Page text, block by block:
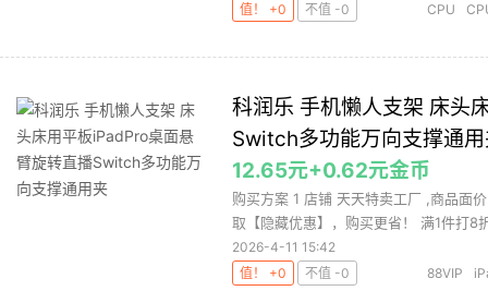
值！ +0
不值 -0 CPU
科润乐 手机懒人支架 床头
Switch多功能万向支撑通
12.65元+0.62元金币
购买方案 1 店铺 天天特卖工厂 ,商品面
取【隐藏优惠】，购买更省！ 满1件打8
2026-4-11 15:42
值！ +0
不值 -0 88VIP